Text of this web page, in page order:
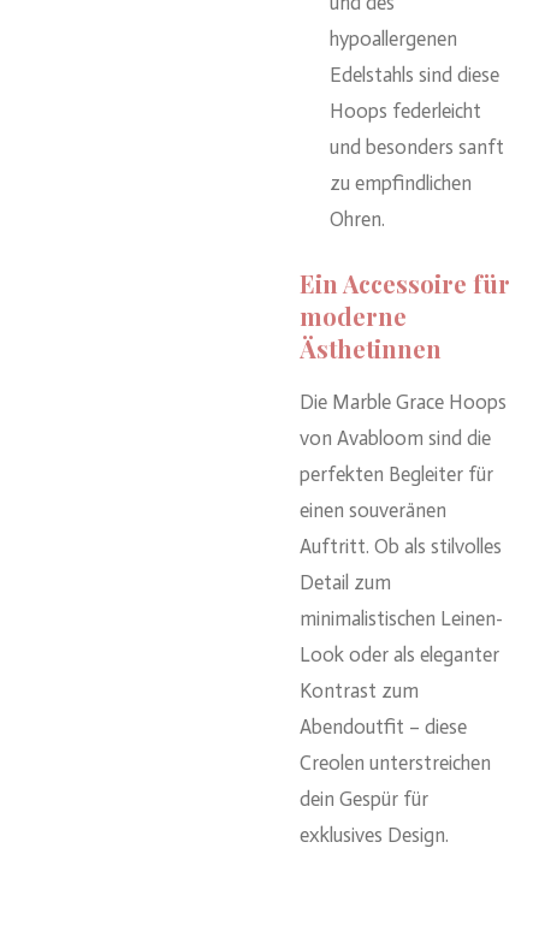
hypoallergenen
Edelstahls sind diese
Hoops federleicht
und besonders sanft
zu empfindlichen
Ohren.
Ein Accessoire für
moderne
Ästhetinnen
Die Marble Grace Hoops
von Avabloom sind die
perfekten Begleiter für
einen souveränen
Auftritt. Ob als stilvolles
Detail zum
minimalistischen Leinen-
Look oder als eleganter
Kontrast zum
Abendoutfit – diese
Creolen unterstreichen
dein Gespür für
exklusives Design.